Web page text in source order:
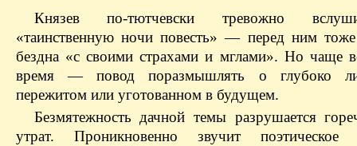
Князев по-тютчевски тревожно
«таинственную ночи повесть» — перед ним тоже
бездна «с своими страхами и мглами». Но чаще
время — повод поразмышлять о глубоко
пережитом или уготованном в будущем.
Безмятежность дачной темы разрушается
утрат. Проникновенно звучит поэтическое